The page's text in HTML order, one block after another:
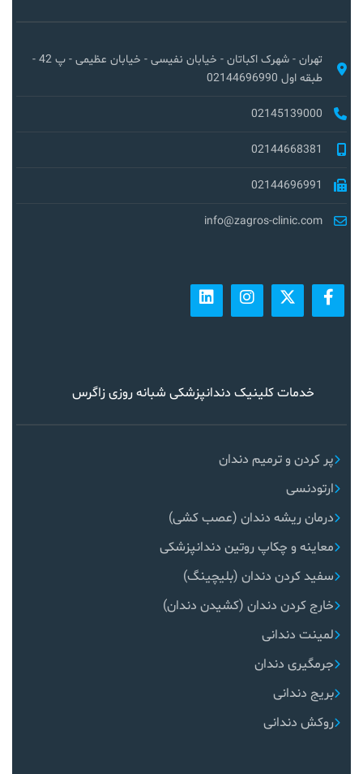
تهران - شهرک اکباتان - خیابان نفیسی - خیابان عظیمی - پ 42 -
طبقه اول 02144696990
02145139000
02144668381
02144696991
info@zagros-clinic.com
خدمات کلینیک دندانپزشکی شبانه روزی زاگرس
پر کردن و ترمیم دندان
ارتودنسی
درمان ریشه دندان (عصب کشی)
معاینه و چکاپ روتین دندانپزشکی
سفید کردن دندان (بلیچینگ)
خارج کردن دندان (کشیدن دندان)
لمینت دندانی
جرمگیری دندان
بریج دندانی
روکش دندانی